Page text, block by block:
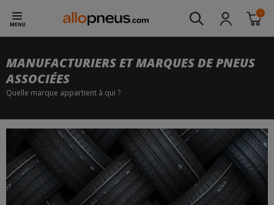
MENU
0
MANUFACTURIERS ET MARQUES DE PNEUS
ASSOCIÉES
Quelle marque appartient à qui ?